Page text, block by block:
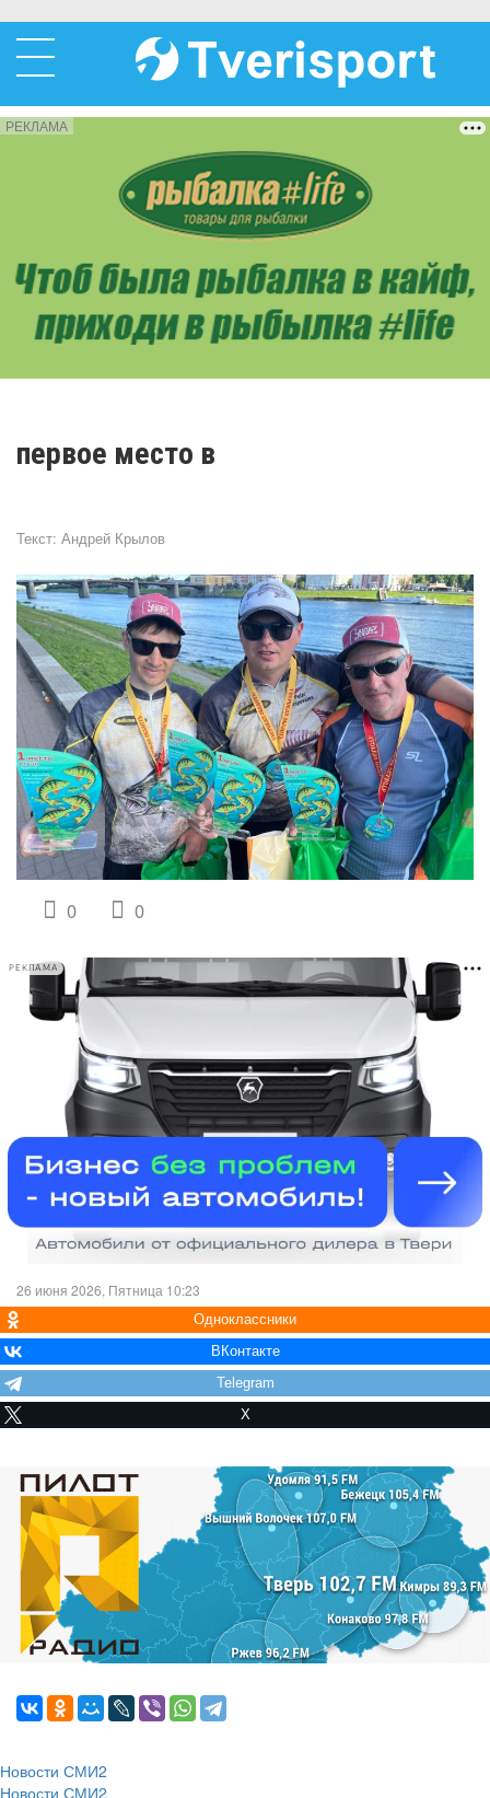
РЕКЛАМА
первое место в
Текст: Андрей Крылов
0 0
РЕКЛАМА
26 июня 2026, Пятница 10:23
Одноклассники
ВКонтакте
Telegram
X
Новости СМИ2
Новости СМИ2